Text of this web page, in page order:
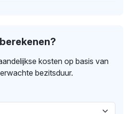
kosten op basis van
bezitsduur.